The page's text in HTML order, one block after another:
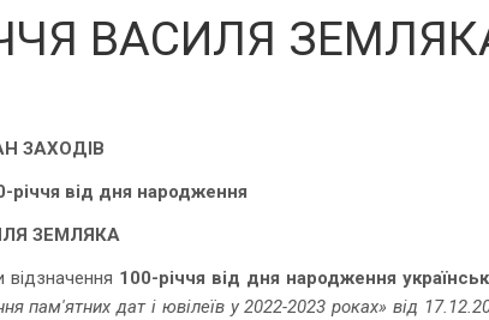
ВАСИЛЯ
ЗАХОДІВ
річчя від дня народження
ЗЕМЛЯКА
відзначення 100-річчя від дня народження
пам'ятних дат і ювілеїв у 2022-2023 роках» від